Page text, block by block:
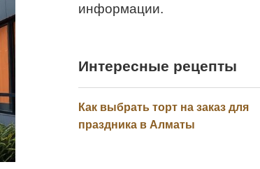
информации.
Интересные рецепты
Как выбрать торт на заказ для
праздника в Алматы